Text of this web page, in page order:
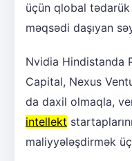
üçün qlobal
məqsədi daşıyan
Nvidia Hindistanda
Capital, Nexus
da daxil olmaqla,
intellekt
maliyyələşdirmək